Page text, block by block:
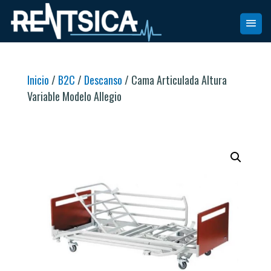
Inicio / B2C / Descanso / Cama Articulada Altura
Variable Modelo Allegio